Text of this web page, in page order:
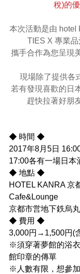
稅)的
本次活動是由 hotel
TIES X 專業
攜手合作為您呈現
現場除了提供各
若有發現喜歡的日
趕快拉著好朋
◆ 時間 ◆
2017年8月5日
17:00各有一場日本
◆ 地點 ◆
HOTEL KANRA 京
Cafe&Lounge
京都市営地下鉄烏
◆ 費用 ◆
3,000円→1,500円(
※須穿著夢館的浴
館印章的傳單
※人數有限，想參